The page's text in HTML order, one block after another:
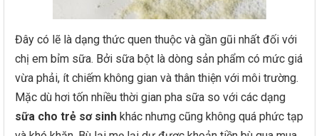
Đây có lẽ là dạng thức quen thuộc và gần gũi nhất đối với
chị em bỉm sữa. Bởi sữa bột là dòng sản phẩm có mức giá
vừa phải, ít chiếm không gian và thân thiện với môi trường.
Mặc dù hơi tốn nhiều thời gian pha sữa so với các dạng
sữa cho trẻ sơ sinh khác nhưng cũng không quá phức tạp